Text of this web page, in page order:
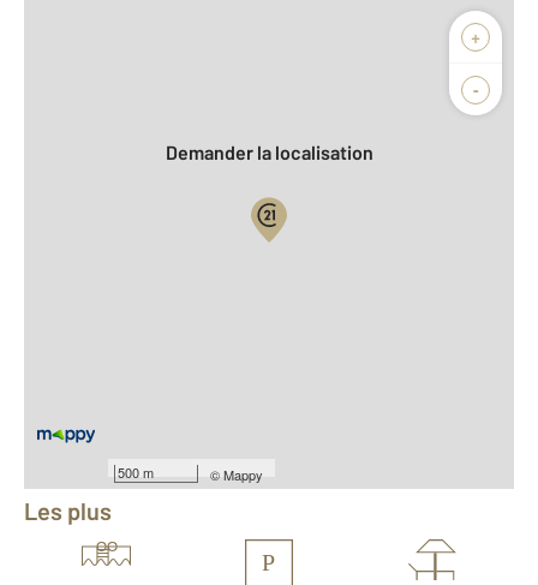
+
-
500 m ©Mappy
Biens vendus
Demander la localisation
Équipements
Les plus
P